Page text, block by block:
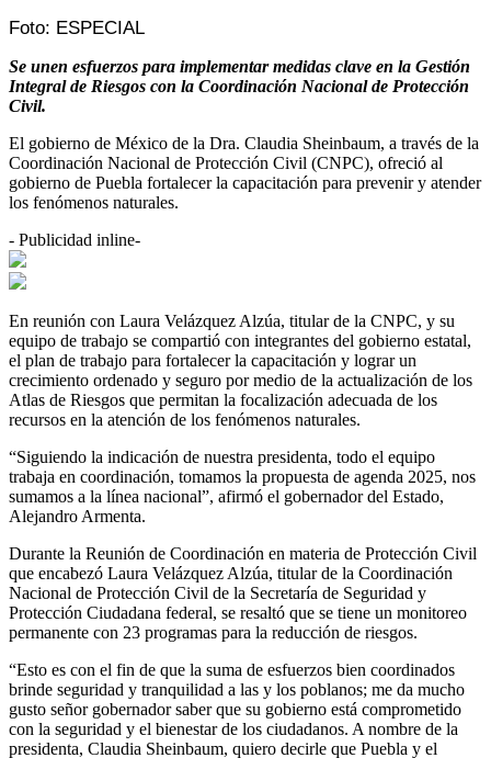
Foto: ESPECIAL
Se unen esfuerzos para implementar medidas clave en la Gestión
Integral de Riesgos con la Coordinación Nacional de Protección
Civil.
El gobierno de México de la Dra. Claudia Sheinbaum, a través de la
Coordinación Nacional de Protección Civil (CNPC), ofreció al
gobierno de Puebla fortalecer la capacitación para prevenir y atender
los fenómenos naturales.
- Publicidad inline-
En reunión con Laura Velázquez Alzúa, titular de la CNPC, y su
equipo de trabajo se compartió con integrantes del gobierno estatal,
el plan de trabajo para fortalecer la capacitación y lograr un
crecimiento ordenado y seguro por medio de la actualización de los
Atlas de Riesgos que permitan la focalización adecuada de los
recursos en la atención de los fenómenos naturales.
“Siguiendo la indicación de nuestra presidenta, todo el equipo
trabaja en coordinación, tomamos la propuesta de agenda 2025, nos
sumamos a la línea nacional”, afirmó el gobernador del Estado,
Alejandro Armenta.
Durante la Reunión de Coordinación en materia de Protección Civil
que encabezó Laura Velázquez Alzúa, titular de la Coordinación
Nacional de Protección Civil de la Secretaría de Seguridad y
Protección Ciudadana federal, se resaltó que se tiene un monitoreo
permanente con 23 programas para la reducción de riesgos.
“Esto es con el fin de que la suma de esfuerzos bien coordinados
brinde seguridad y tranquilidad a las y los poblanos; me da mucho
gusto señor gobernador saber que su gobierno está comprometido
con la seguridad y el bienestar de los ciudadanos. A nombre de la
presidenta, Claudia Sheinbaum, quiero decirle que Puebla y el